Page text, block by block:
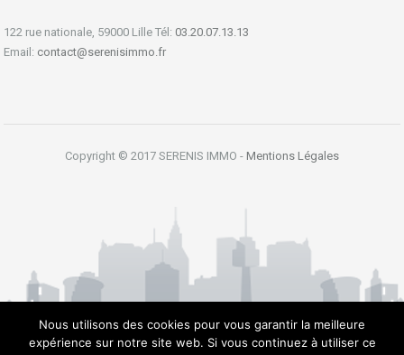
122 rue nationale, 59000 Lille Tél: 03.20.07.13.13
Email: contact@serenisimmo.fr
Copyright © 2017 SERENIS IMMO - Mentions Légales
Nous utilisons des cookies pour vous garantir la meilleure
expérience sur notre site web. Si vous continuez à utiliser ce